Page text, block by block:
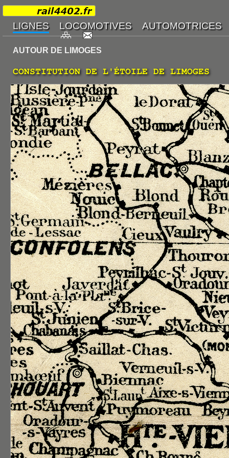
AUTOUR DE LIMOGES
CONSTITUTION DE L'ÉTOILE DE LIMOGES